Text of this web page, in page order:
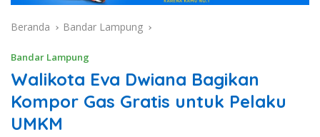
Beranda Bandar Lampung
Bandar Lampung
Walikota Eva Dwiana Bagikan
Kompor Gas Gratis untuk Pelaku
UMKM